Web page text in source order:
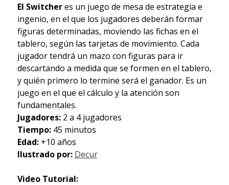
El Switcheres un juego de mesa de estrategia e
ingenio, en el que los jugadores deberán formar
figuras determinadas, moviendo las fichas en el
tablero, según las tarjetas de movimiento. Cada
jugador tendrá un mazo con figuras para ir
descartando a medida que se formen en el tablero,
y quién primero lo termine será el ganador. Es un
juego en el que el cálculo y la atención son
fundamentales.
Jugadores: 2 a 4 jugadores
Tiempo: 45 minutos
Edad: +10 años
Ilustrado por: Decur
Video Tutorial: